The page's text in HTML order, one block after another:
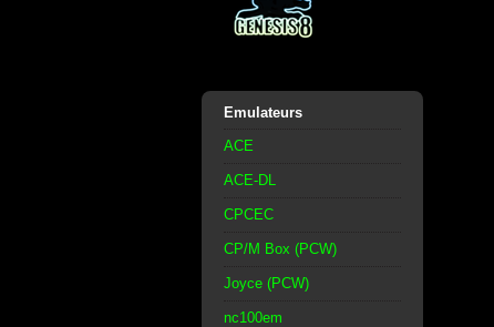
Emulateurs
ACE
ACE-DL
CPCEC
CP/M Box (PCW)
Joyce (PCW)
nc100em